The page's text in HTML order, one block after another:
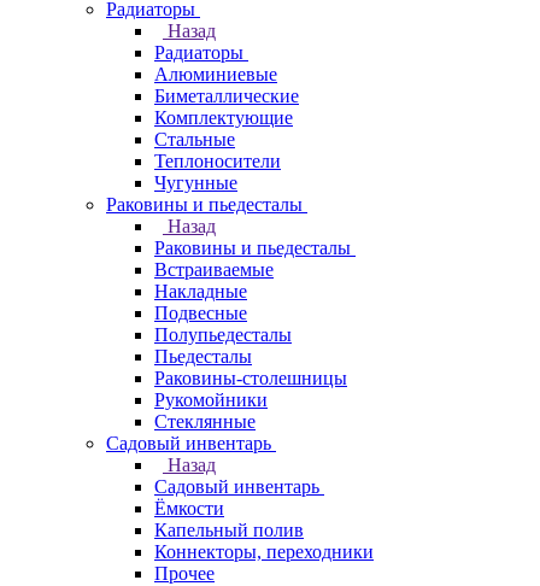
Радиаторы
Назад
Радиаторы
Алюминиевые
Биметаллические
Комплектующие
Стальные
Теплоносители
Чугунные
Раковины и пьедесталы
Назад
Раковины и пьедесталы
Встраиваемые
Накладные
Подвесные
Полупьедесталы
Пьедесталы
Раковины-столешницы
Рукомойники
Стеклянные
Садовый инвентарь
Назад
Садовый инвентарь
Ёмкости
Капельный полив
Коннекторы, переходники
Прочее